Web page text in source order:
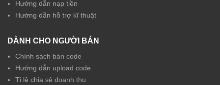
Hướng dẫn nạp tiền
Hướng dẫn hỗ trợ kĩ thuật
DÀNH CHO NGƯỜI BÁN
Chính sách bán code
Hướng dẫn upload code
Tỉ lệ chia sẻ doanh thu